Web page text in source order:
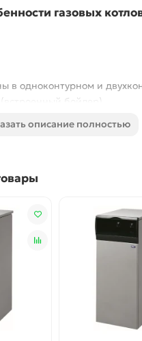
газовых
в одноконтурном и
бойлер).
датчиком низкого
Высокая эффективность
гибкостью
первичного
качество. Все газовые
описание полностью